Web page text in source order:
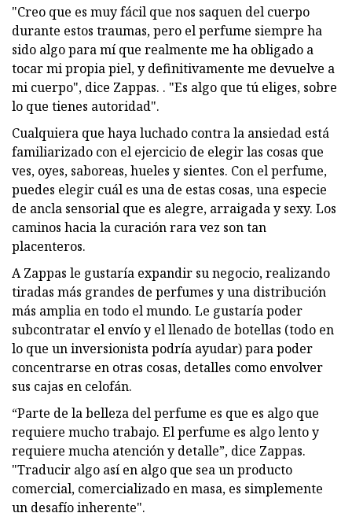
"Creo que es muy fácil que nos saquen del cuerpo
durante estos traumas, pero el perfume siempre ha
sido algo para mí que realmente me ha obligado a
tocar mi propia piel, y definitivamente me devuelve a
mi cuerpo", dice Zappas. . "Es algo que tú eliges, sobre
lo que tienes autoridad".
Cualquiera que haya luchado contra la ansiedad está
familiarizado con el ejercicio de elegir las cosas que
ves, oyes, saboreas, hueles y sientes. Con el perfume,
puedes elegir cuál es una de estas cosas, una especie
de ancla sensorial que es alegre, arraigada y sexy. Los
caminos hacia la curación rara vez son tan
placenteros.
A Zappas le gustaría expandir su negocio, realizando
tiradas más grandes de perfumes y una distribución
más amplia en todo el mundo. Le gustaría poder
subcontratar el envío y el llenado de botellas (todo en
lo que un inversionista podría ayudar) para poder
concentrarse en otras cosas, detalles como envolver
sus cajas en celofán.
“Parte de la belleza del perfume es que es algo que
requiere mucho trabajo. El perfume es algo lento y
requiere mucha atención y detalle”, dice Zappas.
"Traducir algo así en algo que sea un producto
comercial, comercializado en masa, es simplemente
un desafío inherente".